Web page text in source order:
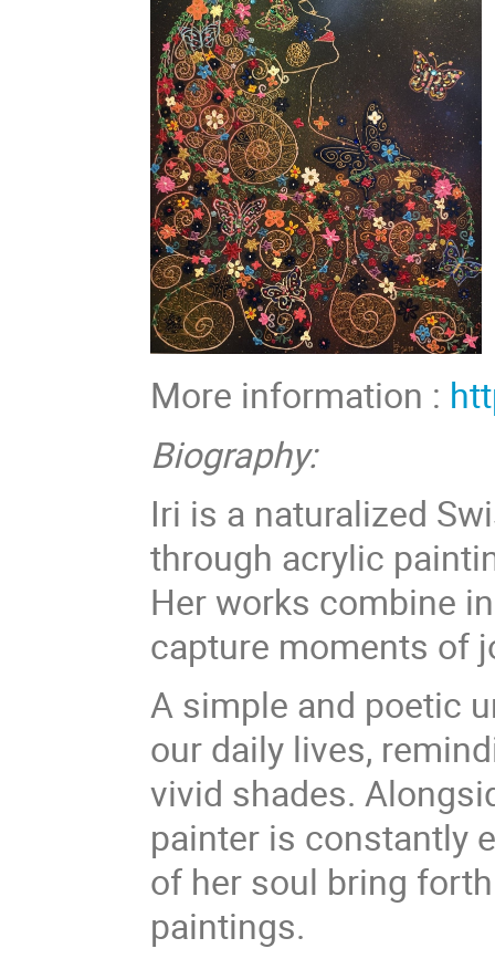
More information :
Biography:
Iri is a naturalized
through acrylic
Her works combine
capture moments of
A simple and poetic
our daily lives,
vivid shades.
painter is constantly
of her soul bring
paintings.